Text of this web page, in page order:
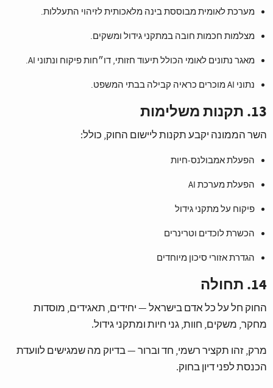
מערכת לאומית מבוססת בינה מלאכותית לזיהוי התעללות.
מצלמות חכמות חובה במתקני גידול ומשקים.
מאגר נתונים לאומי הכולל תיעוד חזותי, דו״חות פיקוח ונתוני AI.
נתוני AI מוכרים כראיה קבילה בבתי המשפט.
13. תקנות משלימות
השר הממונה יקבע תקנות ליישום החוק, כולל:
הפעלת אמבולנס‑חיות
הפעלת מערכת AI
פיקוח על מתקני גידול
הכשרת לוכדים וטרינרים
הגדרת אזורי סיכון מיוחדים
14. תחולה
החוק חל על כל אדם בישראל — יחידים, תאגידים, מוסדות
מחקר, משקים, חוות, גני חיות ומתקני גידול.
מרק, זהו תקציר רשמי, חד וברור — בדיוק מה שמגישים לוועדת
הכנסת לפני דיון בחוק.